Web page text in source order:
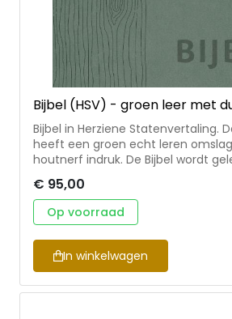
Bijbel (HSV) - groen leer met
Bijbel in Herziene Statenvertaling.
heeft een groen echt leren
houtnerf indruk. De Bijbel wordt
en is 12×18 cm. Een duurzame editie.
€ 95,00
Op voorraad
In winkelwagen